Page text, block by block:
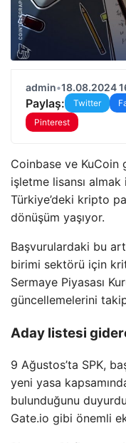
admin•18.08.2024
Paylaş: Twitter
Pinterest
Coinbase ve
işletme lisansı
Türkiye’deki kripto
dönüşüm yaşıyor.
Başvurulardaki bu
birimi sektörü için
Sermaye Piyasası
güncellemelerini
Aday listesi
9 Ağustos’ta SPK,
yeni yasa
bulunduğunu
Gate.io gibi önemli